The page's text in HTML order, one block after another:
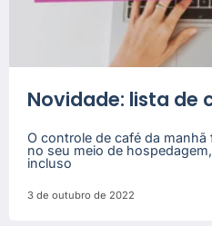
Novidade: lista de
O controle de café da manhã
no seu meio de
incluso
3 de outubro de 2022